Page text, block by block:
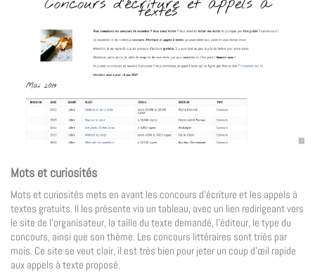
Mots et curiosités
Mots et curiosités mets en avant les concours d’écriture et les appels à
textes gratuits. Il les présente via un tableau, avec un lien redirigeant vers
le site de l’organisateur, la taille du texte demandé, l’éditeur, le type du
concours, ainsi que son thème. Les concours littéraires sont triés par
mois. Ce site se veut clair, il est très bien pour jeter un coup d’œil rapide
aux appels à texte proposé.